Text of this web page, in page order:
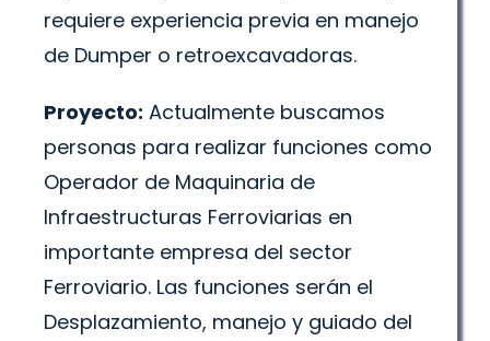
requiere experiencia previa en manejo
de Dumper o retroexcavadoras.
Proyecto: Actualmente buscamos
personas para realizar funciones como
Operador de Maquinaria de
Infraestructuras Ferroviarias en
importante empresa del sector
Ferroviario. Las funciones serán el
Desplazamiento, manejo y guiado del